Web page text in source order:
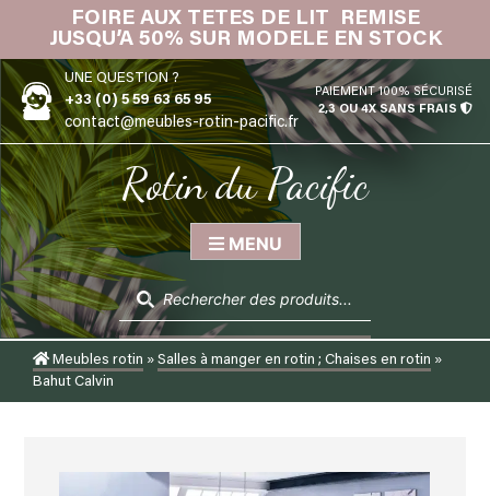
content
FOIRE AUX TETES DE LIT REMISE
JUSQU’A 50% SUR MODELE EN STOCK
UNE QUESTION ?
+33 (0) 5 59 63 65 95
contact@meubles-rotin-pacific.fr
PAIEMENT 100% SÉCURISÉ
2,3 OU 4X SANS FRAIS
Rotin du Pacific
MENU
Recherche
de
produits
Meubles rotin » Salles à manger en rotin ; Chaises en rotin »
Bahut Calvin